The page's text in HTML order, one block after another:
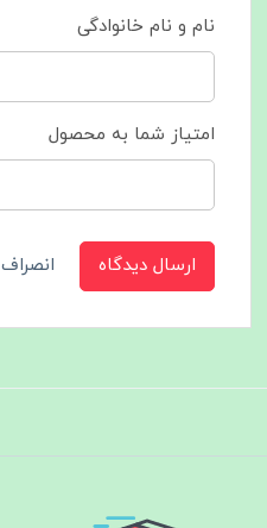
نام و نام خانوادگی
امتیاز شما به محصول
ارسال دیدگاه انصراف